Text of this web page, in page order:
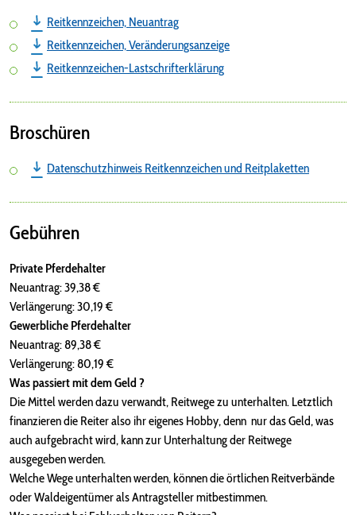
Reitkennzeichen, Neuantrag
Reitkennzeichen, Veränderungsanzeige
Reitkennzeichen-Lastschrifterklärung
Broschüren
Datenschutzhinweis Reitkennzeichen und Reitplaketten
Gebühren
Private Pferdehalter
Neuantrag: 39,38 €
Verlängerung: 30,19 €
Gewerbliche Pferdehalter
Neuantrag: 89,38 €
Verlängerung: 80,19 €
Was passiert mit dem Geld ?
Die Mittel werden dazu verwandt, Reitwege zu unterhalten. Letztlich
finanzieren die Reiter also ihr eigenes Hobby, denn nur das Geld, was
auch aufgebracht wird, kann zur Unterhaltung der Reitwege
ausgegeben werden.
Welche Wege unterhalten werden, können die örtlichen Reitverbände
oder Waldeigentümer als Antragsteller mitbestimmen.